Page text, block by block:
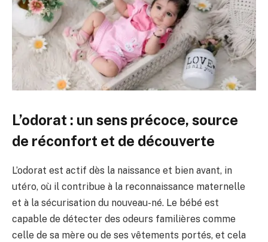
L’odorat : un sens précoce, source
de réconfort et de découverte
L’odorat est actif dès la naissance et bien avant, in
utéro, où il contribue à la reconnaissance maternelle
et à la sécurisation du nouveau-né. Le bébé est
capable de détecter des odeurs familières comme
celle de sa mère ou de ses vêtements portés, et cela